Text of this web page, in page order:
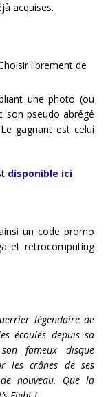
acquises.
librement de
une photo (ou
son pseudo abrégé
gagnant est celui
disponible ici
un code promo
et retrocomputing
légendaire de
écoulés depuis sa
fameux disque
les crânes de ses
nouveau. Que la